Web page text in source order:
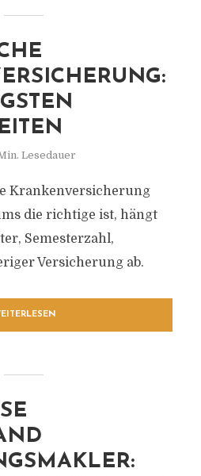
Lesedauer
Krankenversicherung
die richtige ist, hängt
Semesterzahl,
Versicherung ab.